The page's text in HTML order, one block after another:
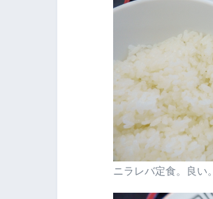
ニラレバ定食。良い。